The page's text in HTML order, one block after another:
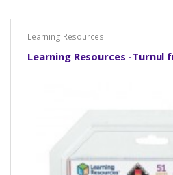
Learning Resources
Learning Resources -Turnul